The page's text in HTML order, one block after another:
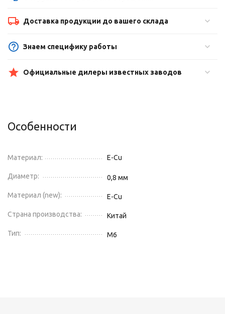
Доставка продукции до вашего склада
Знаем специфику работы
Официальные дилеры известных заводов
Особенности
Материал: E-Cu
Диаметр: 0,8 мм
Материал (new): E-Cu
Страна производства: Китай
Тип: М6